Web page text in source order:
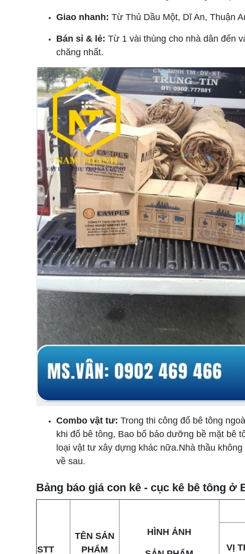
Giao nhanh: Từ Thủ Dầu Một, Dĩ An, Thuận
Bán sỉ & lẻ: Từ 1 vài thùng cho nhà dân đến
chăng nhất.
Combo vật tư: Trong thi công đổ bê tông
khi đổ bê tông, Bao bố bảo dưỡng bề mặt bê
loại vật tư xây dựng khác nữa.Nhà thầu
về sau.
Bảng báo giá con kê - cục kê bê tông
STT
TÊN SẢN
PHẨM
HÌNH ẢNH
VỊ